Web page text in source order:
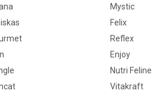
Mystic
Felix
Reflex
Enjoy
Nutri Feline
Vitakraft